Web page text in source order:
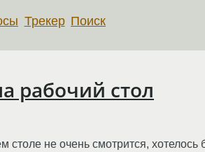
Трекер Поиск
рабочий стол
не очень смотрится, хотелось